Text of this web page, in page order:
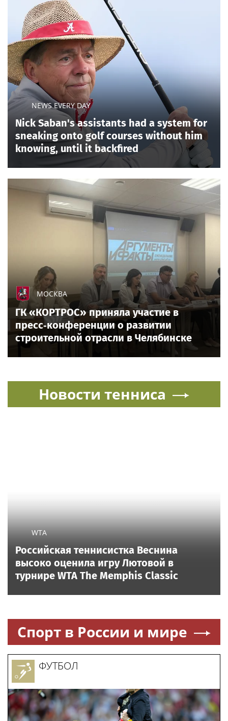
NEWS EVERY DAY
Nick Saban's assistants had a system for
sneaking onto golf courses without him
knowing, until it backfired
МОСКВА
ГК «КОРТРОС» приняла участие в
пресс‑конференции о развитии
строительной отрасли в Челябинске
Новости тенниса
WTA
Российская теннисистка Веснина
высоко оценила игру Лютовой в
турнире WTA The Memphis Classic
Спорт в России и мире
ФУТБОЛ